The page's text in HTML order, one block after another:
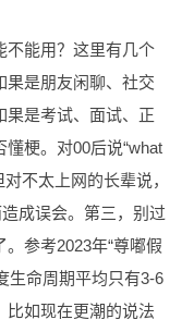
不能用？这里有几个
果是朋友闲聊、社交
果是考试、面试、正
梗。对00后说“what
不太上网的长辈说，
成误会。第三，别过
参考2023年“尊嘟假
生命周期平均只有3-6
比如现在更潮的说法